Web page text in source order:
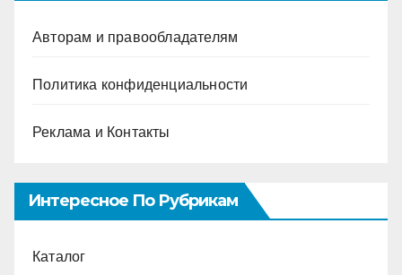
Авторам и правообладателям
Политика конфиденциальности
Реклама и Контакты
Интересное По Рубрикам
Каталог